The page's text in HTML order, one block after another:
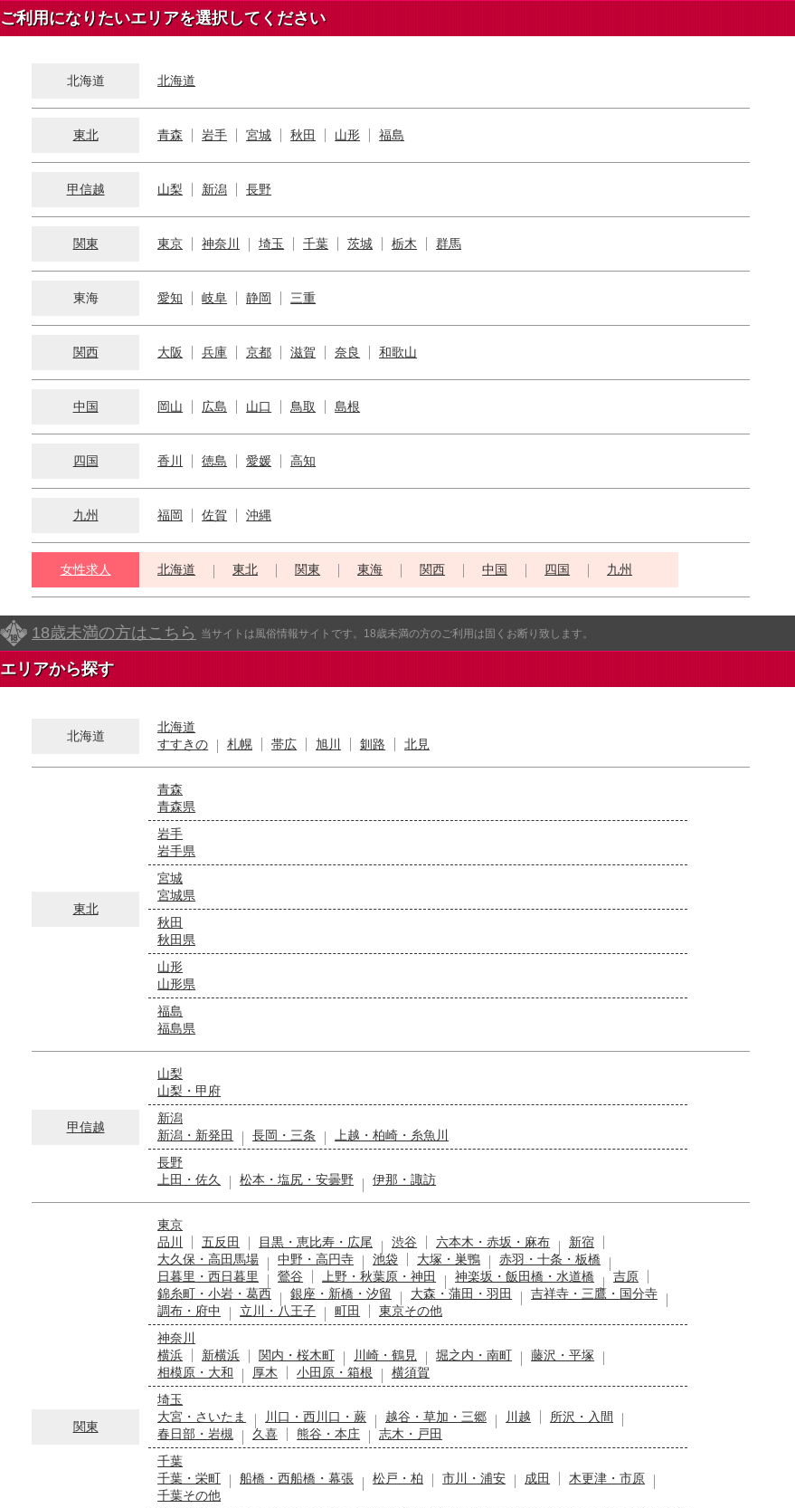
ご利用になりたいエリアを選択してください
北海道 北海道
東北 青森 岩手 宮城 秋田 山形 福島
甲信越 山梨 新潟 長野
関東 東京 神奈川 埼玉 千葉 茨城 栃木 群馬
東海 愛知 岐阜 静岡 三重
関西 大阪 兵庫 京都 滋賀 奈良 和歌山
中国 岡山 広島 山口 鳥取 島根
四国 香川 徳島 愛媛 高知
九州 福岡 佐賀 沖縄
女性求人 北海道 東北 関東 東海 関西 中国 四国 九州
18歳未満の方はこちら 当サイトは風俗情報サイトです。18歳未満の方のご利用は固くお断り致します。
エリアから探す
北海道
北海道
すすきの
札幌 帯広 旭川 釧路 北見
東北
青森
青森県
岩手
岩手県
宮城
宮城県
秋田
秋田県
山形
山形県
福島
福島県
甲信越
山梨
山梨・甲府
新潟
新潟・新発田
長岡・三条
上越・柏崎・糸魚川
長野
上田・佐久
松本・塩尻・安曇野 伊那・諏訪
関東
東京
品川
五反田 目黒・恵比寿・広尾 渋谷 六本木・赤坂・麻布
新宿
大久保・高田馬場
中野・高円寺 池袋 大塚・巣鴨
赤羽・十条・板橋
日暮里・西日暮里
鶯谷 上野・秋葉原・神田 神楽坂・飯田橋・水道橋
吉原
錦糸町・小岩・葛西
銀座・新橋・汐留 大森・蒲田・羽田
吉祥寺・三鷹・国分寺
調布・府中
立川・八王子 町田
東京その他
神奈川
横浜
新横浜 関内・桜木町 川崎・鶴見 堀之内・南町
藤沢・平塚
相模原・大和
厚木 小田原・箱根
横須賀
埼玉
大宮・さいたま
川口・西川口・蕨 越谷・草加・三郷 川越
所沢・入間
春日部・岩槻
久喜 熊谷・本庄
志木・戸田
千葉
千葉・栄町
船橋・西船橋・幕張 松戸・柏 市川・浦安 成田
木更津・市原
千葉その他